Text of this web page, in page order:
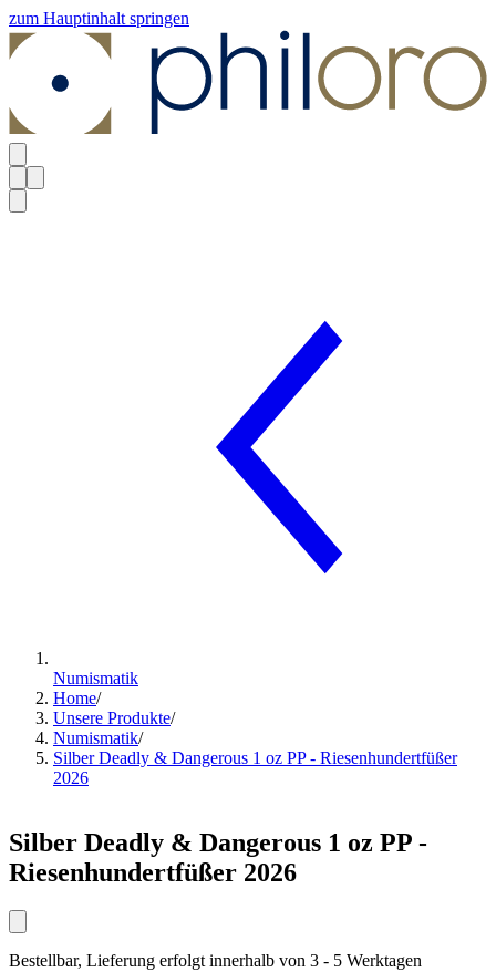
zum Hauptinhalt springen
Numismatik
Home/
Unsere Produkte/
Numismatik/
Silber Deadly & Dangerous 1 oz PP - Riesenhundertfüßer
2026
Silber Deadly & Dangerous 1 oz PP -
Riesenhundertfüßer 2026
Bestellbar, Lieferung erfolgt innerhalb von 3 - 5 Werktagen